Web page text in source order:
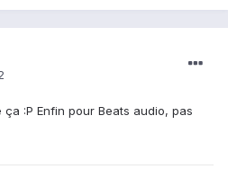
:P Enfin pour Beats audio, pas